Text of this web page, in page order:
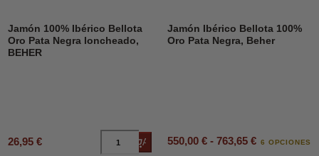
Jamón 100% Ibérico Bellota
Oro Pata Negra loncheado,
BEHER
26,95 € Añadir al carrito
Jamón Ibérico Bellota 100%
Oro Pata Negra, Beher
550,00 € - 763,65 € 6 OPCIONES